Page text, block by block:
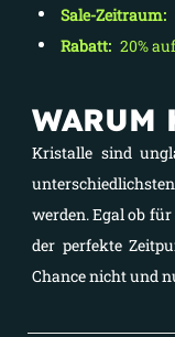
Sale-Zeitraum:
Rabatt: 20%
WARUM
Kristalle sind
werden. Egal ob für
der perfekte
Chance nicht und